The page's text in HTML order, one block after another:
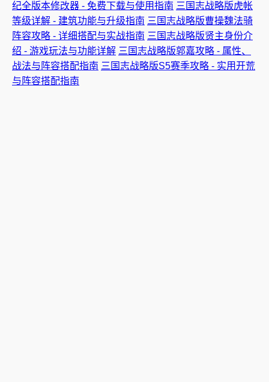
纪全版本修改器 - 免费下载与使用指南 三国志战略版虎帐
等级详解 - 建筑功能与升级指南 三国志战略版曹操魏法骑
阵容攻略 - 详细搭配与实战指南 三国志战略版贤主身份介
绍 - 游戏玩法与功能详解 三国志战略版郭嘉攻略 - 属性、
战法与阵容搭配指南 三国志战略版S5赛季攻略 - 实用开荒
与阵容搭配指南